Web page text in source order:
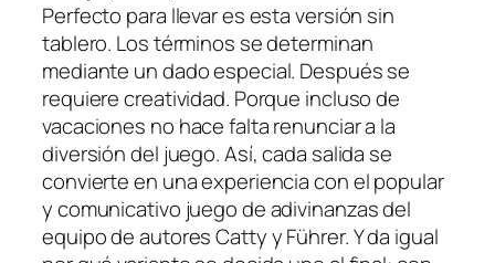
Perfecto para llevar es esta versión sin
tablero. Los términos se determinan
mediante un dado especial. Después se
requiere creatividad. Porque incluso de
vacaciones no hace falta renunciar a la
diversión del juego. Así, cada salida se
convierte en una experiencia con el popular
y comunicativo juego de adivinanzas del
equipo de autores Catty y Führer. Y da igual